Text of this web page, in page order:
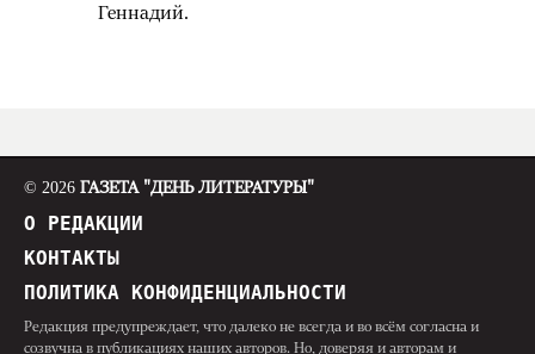
Геннадий.
© 2026 ГАЗЕТА "ДЕНЬ ЛИТЕРАТУРЫ"
О РЕДАКЦИИ
КОНТАКТЫ
ПОЛИТИКА КОНФИДЕНЦИАЛЬНОСТИ
Редакция предупреждает, что далеко не всегда и во всём согласна и
созвучна в публикациях наших авторов. Но, доверяя и авторам и